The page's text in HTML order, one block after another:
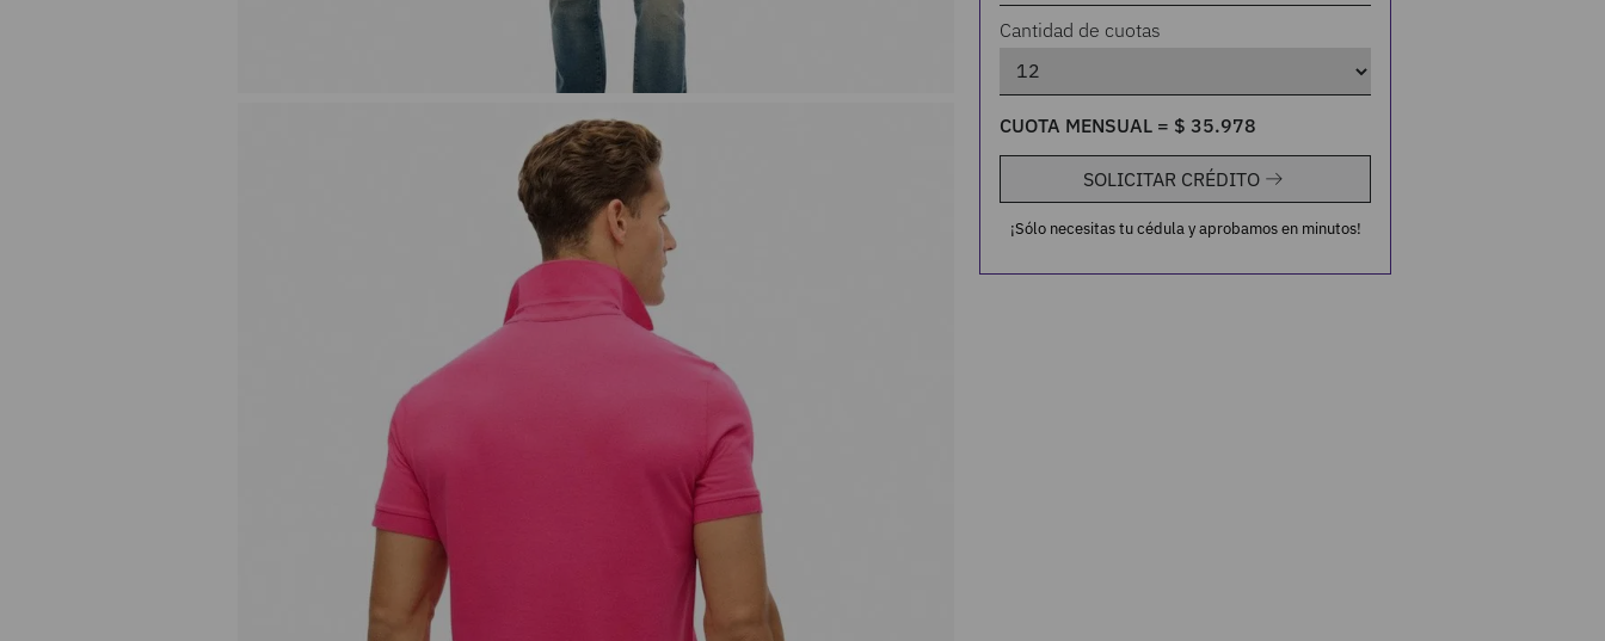
Cantidad de cuotas
CUOTA MENSUAL = $ 35.978
SOLICITAR CRÉDITO
¡Sólo necesitas tu cédula y aprobamos en minutos!